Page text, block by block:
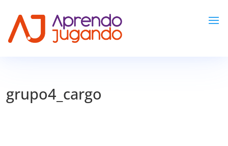
grupo4_cargo